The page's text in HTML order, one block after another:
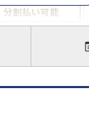
分割払い可能
自己破産